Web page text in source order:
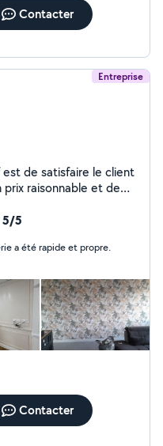
Contacter
Entreprise
beaucoup Nous
-
cuisine -
5/5
Contacter